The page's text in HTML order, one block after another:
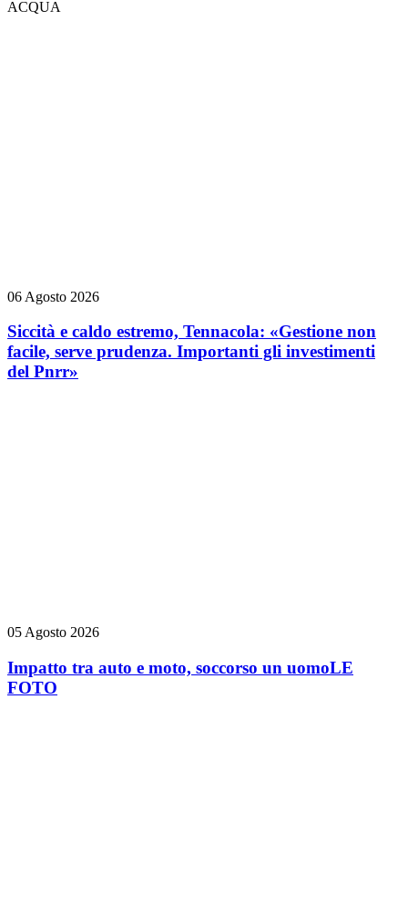
ACQUA
06 Agosto 2026
Siccità e caldo estremo, Tennacola: «Gestione non
facile, serve prudenza. Importanti gli investimenti
del Pnrr»
05 Agosto 2026
Impatto tra auto e moto, soccorso un uomoLE
FOTO